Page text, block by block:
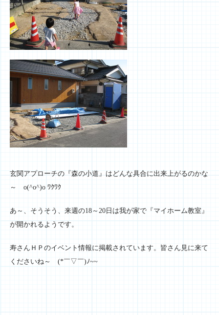
玄関アプローチの『森の小道』はどんな具合に出来上がるのかな
～ o(^o^)o ﾜｸﾜｸ
あ～、そうそう、来週の18～20日は我が家で『マイホーム教室』
が開かれるようです。
寿さんＨＰのイベント情報に掲載されています。皆さん見に来て
くださいね～ (*￣▽￣)ﾉ~~